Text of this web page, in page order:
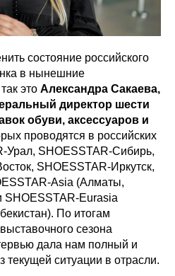
состояние российского
в нынешние
это Александра Сакаева,
директор шести
обуви, аксессуаров и
проводятся в российских
Урал, SHOESSTAR-Сибирь,
SHOESSTAR-Иркутск,
Asia (Алматы,
SHOESSTAR-Eurasia
По итогам
сезона
дала нам полный и
текущей ситуации в отрасли.